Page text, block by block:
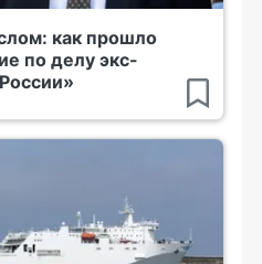
как прошло
по делу экс-